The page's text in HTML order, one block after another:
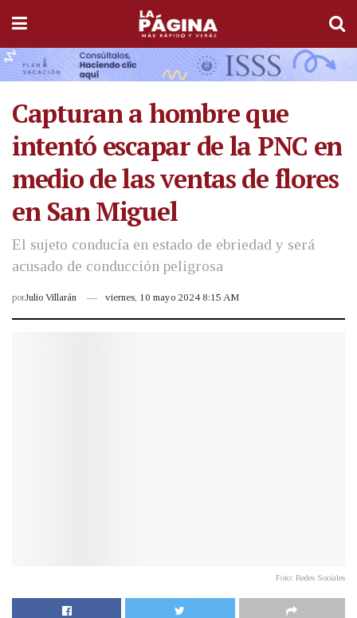
Capturan a hombre que
intentó escapar de la PNC en
medio de las ventas de flores
en San Miguel
El sujeto conducía en estado de ebriedad y será
acusado de conducción peligrosa
porJulio Villarán viernes, 10 mayo 2024 8:15 AM
Foto: Redes Sociales